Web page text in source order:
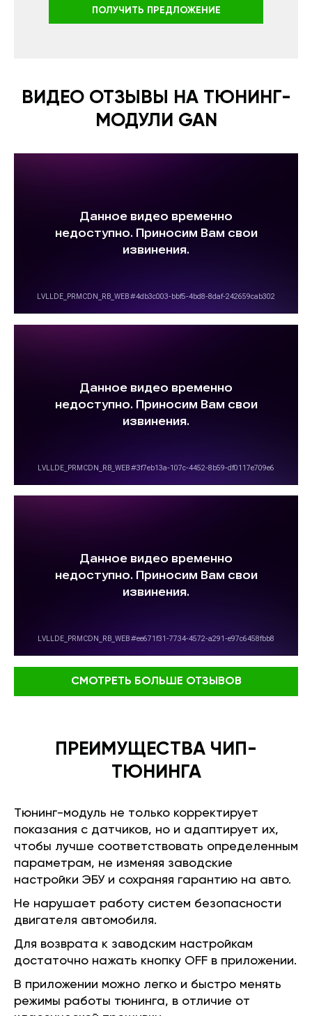
ПОЛУЧИТЬ ПРЕДЛОЖЕНИЕ
ВИДЕО ОТЗЫВЫ НА ТЮНИНГ-
МОДУЛИ GAN
СМОТРЕТЬ БОЛЬШЕ ОТЗЫВОВ
ПРЕИМУЩЕСТВА ЧИП-
ТЮНИНГА
Тюнинг-модуль не только корректирует
показания с датчиков, но и адаптирует их,
чтобы лучше соответствовать определенным
параметрам, не изменяя заводские
настройки ЭБУ и сохраняя гарантию на авто.
Не нарушает работу систем безопасности
двигателя автомобиля.
Для возврата к заводским настройкам
достаточно нажать кнопку OFF в приложении.
В приложении можно легко и быстро менять
режимы работы тюнинга, в отличие от